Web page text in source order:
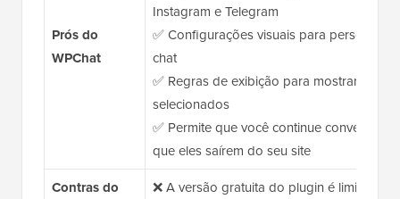
Prós do
WPChat
Instagram e Telegram
✅ Configurações visuais para
chat
✅ Regras de exibição para mostrar o
selecionados
✅ Permite que você continue
que eles saírem do seu site
Contras do
❌ A versão gratuita do plugin é limitada